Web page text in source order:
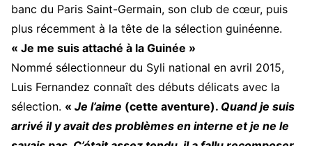
banc du Paris Saint-Germain, son club de cœur, puis
plus récemment à la tête de la sélection guinéenne.
« Je me suis attaché à la Guinée »
Nommé sélectionneur du Syli national en avril 2015,
Luis Fernandez connaît des débuts délicats avec la
sélection. « Je l’aime (cette aventure). Quand je suis
arrivé il y avait des problèmes en interne et je ne le